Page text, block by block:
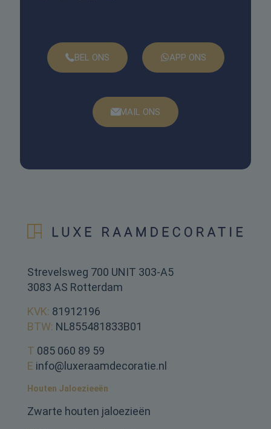
BEL ONS APP ONS
MAIL ONS
Strevelsweg 700 UNIT 303-A5
3083 AS Rotterdam
KVK: 81912196
BTW: NL855481833B01
T 085 060 89 59
E info@luxeraamdecoratie.nl
Houten Jaloezieeën
Zwarte houten jaloezieën